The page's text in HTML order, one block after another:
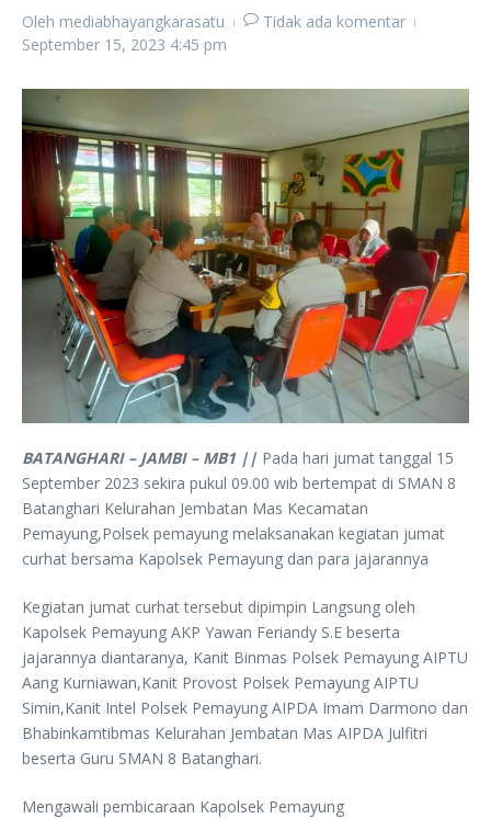
Oleh mediabhayangkarasatu
Tidak ada komentar
September 15, 2023 4:45 pm
BATANGHARI – JAMBI – MB1 || Pada hari jumat tanggal 15
September 2023 sekira pukul 09.00 wib bertempat di SMAN 8
Batanghari Kelurahan Jembatan Mas Kecamatan
Pemayung,Polsek pemayung melaksanakan kegiatan jumat
curhat bersama Kapolsek Pemayung dan para jajarannya
Kegiatan jumat curhat tersebut dipimpin Langsung oleh
Kapolsek Pemayung AKP Yawan Feriandy S.E beserta
jajarannya diantaranya, Kanit Binmas Polsek Pemayung AIPTU
Aang Kurniawan,Kanit Provost Polsek Pemayung AIPTU
Simin,Kanit Intel Polsek Pemayung AIPDA Imam Darmono dan
Bhabinkamtibmas Kelurahan Jembatan Mas AIPDA Julfitri
beserta Guru SMAN 8 Batanghari.
Mengawali pembicaraan Kapolsek Pemayung